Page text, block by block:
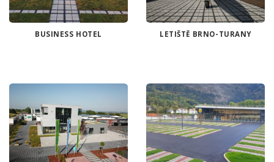
BUSINESS HOTEL LETIŠTĚ BRNO-TURANY